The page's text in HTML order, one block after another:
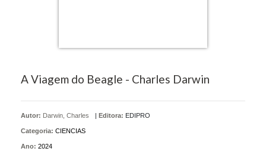
A Viagem do Beagle - Charles Darwin
Autor: Darwin, Charles | Editora: EDIPRO
Categoria: CIENCIAS
Ano: 2024